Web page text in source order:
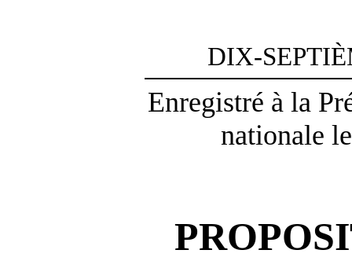
DIX-
Enregistré à la
nationale